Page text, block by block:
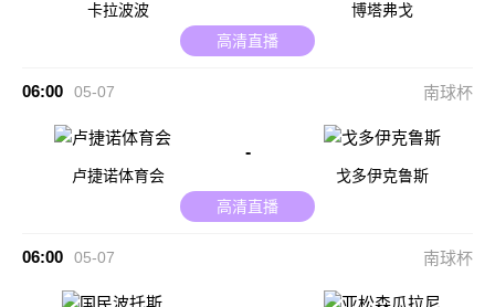
卡拉波波
博塔弗戈
高清直播
06:00 05-07 南球杯
卢捷诺体育会
-
戈多伊克鲁斯
高清直播
06:00 05-07 南球杯